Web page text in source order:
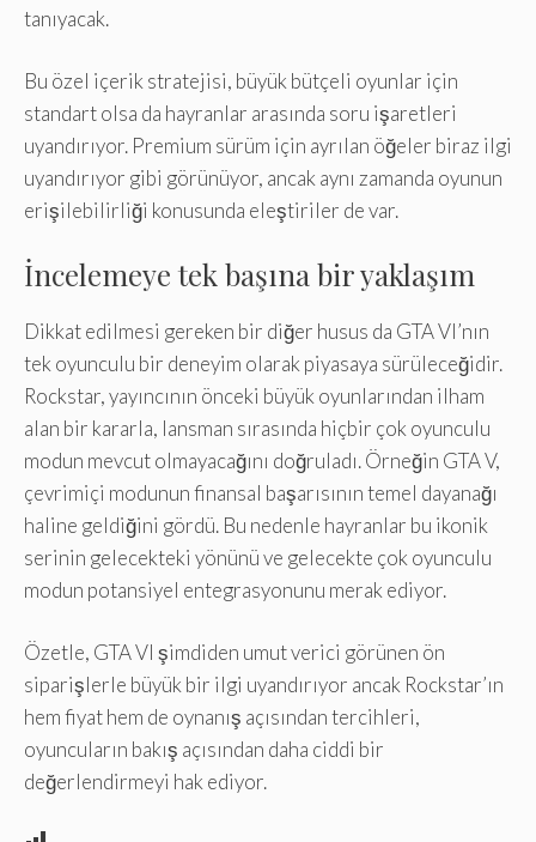
tanıyacak.
Bu özel içerik stratejisi, büyük bütçeli oyunlar için
standart olsa da hayranlar arasında soru işaretleri
uyandırıyor. Premium sürüm için ayrılan öğeler biraz ilgi
uyandırıyor gibi görünüyor, ancak aynı zamanda oyunun
erişilebilirliği konusunda eleştiriler de var.
İncelemeye tek başına bir yaklaşım
Dikkat edilmesi gereken bir diğer husus da GTA VI’nın
tek oyunculu bir deneyim olarak piyasaya sürüleceğidir.
Rockstar, yayıncının önceki büyük oyunlarından ilham
alan bir kararla, lansman sırasında hiçbir çok oyunculu
modun mevcut olmayacağını doğruladı. Örneğin GTA V,
çevrimiçi modunun finansal başarısının temel dayanağı
haline geldiğini gördü. Bu nedenle hayranlar bu ikonik
serinin gelecekteki yönünü ve gelecekte çok oyunculu
modun potansiyel entegrasyonunu merak ediyor.
Özetle, GTA VI şimdiden umut verici görünen ön
siparişlerle büyük bir ilgi uyandırıyor ancak Rockstar’ın
hem fiyat hem de oynanış açısından tercihleri,
oyuncuların bakış açısından daha ciddi bir
değerlendirmeyi hak ediyor.